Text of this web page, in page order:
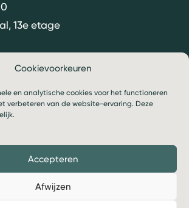
Cookievoorkeuren
en analytische cookies voor het functioneren
verbeteren van de website-ervaring. Deze
Accepteren
Afwijzen
13e etage